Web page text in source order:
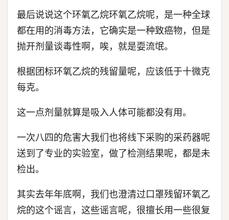
最后说说这个环氧乙烷环氧乙烷呢，是一种全球
都在用的消毒方法，它确实是一种致癌物，但是
抛开剂量谈毒性啊，唉，就是耍流氓。
根据团标环氧乙烷的残留量呢，应该低于十微克
每克。
这一点剂量就算是吸入人体可能都没有用。
一次八四的危害大我们也将线下采购的采药器呢
送到了专业的实验室，做了检测结果呢，都是未
检出。
其实去年年底啊，我们也澄清过口罩残留环氧乙
烷的这个谣言，这些谣言呢，很擅长用一些很复